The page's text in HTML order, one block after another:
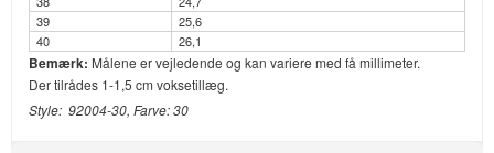
39
25,6
40
26,1
Bemærk: Målene er vejledende og kan variere med få millimeter.
Der tilrådes 1-1,5 cm voksetillæg.
Style: 92004-30, Farve: 30